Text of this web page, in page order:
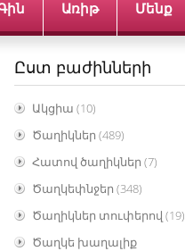
Առիթ Մենք
Ըստ բաժինների
Ակցիա (10)
Ծաղիկներ (489)
Հատով ծաղիկներ (7)
Ծաղկեփնջեր (348)
Ծաղիկներ տուփերով (19)
Ծաղկե խաղալիք